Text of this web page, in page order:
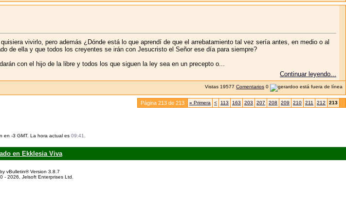
vivirlo, pero además ¿Dónde está lo que aprendí de que el arrebatamiento tal vez sería antes, en medio o al
de ella y que todos los creyentes se irán con Jesucristo el Señor ese día para siempre?
con el hijo de la libre y todos los que siguen la ley sea en un precepto o...
Continuar leyendo...
Vistas 19577 Comentarios 0
Página 213 de 213 « Primera < 113 163 203 207 208 209 210 211 212 213
en -3 GMT. La hora actual es 09:41.
en Ekklesia Viva
vBulletin® Version 3.8.7
- 2026, Jelsoft Enterprises Ltd.